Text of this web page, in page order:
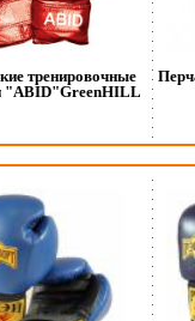
тренировочные
"ABID"GreenHILL